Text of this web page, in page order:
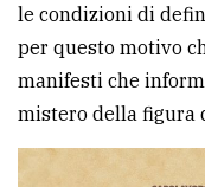
le condizioni di
per questo motivo
manifesti che
mistero della figura